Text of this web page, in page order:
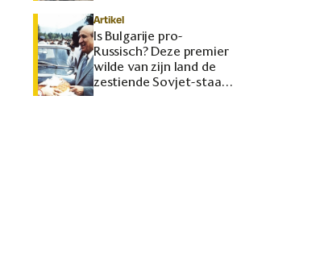
Artikel
Is Bulgarije pro-
Russisch? Deze premier
wilde van zijn land de
zestiende Sovjet-staat
maken